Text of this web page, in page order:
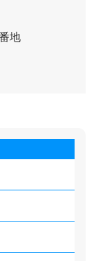
地